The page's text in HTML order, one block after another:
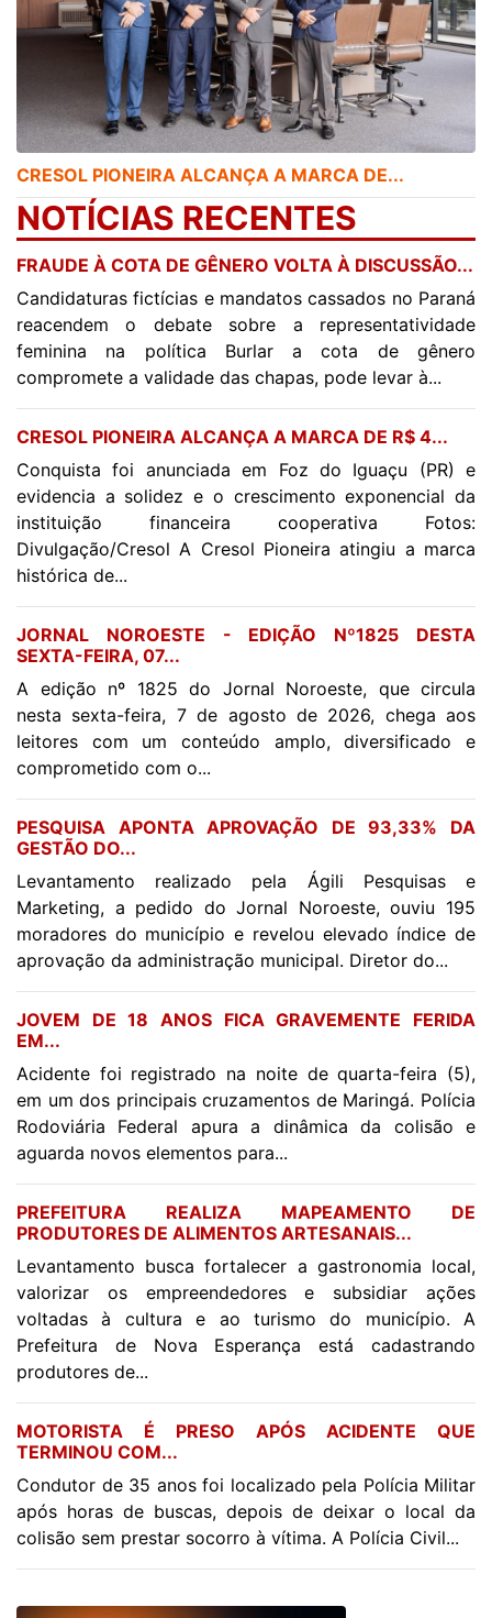
CRESOL PIONEIRA ALCANÇA A MARCA DE...
NOTÍCIAS RECENTES
FRAUDE À COTA DE GÊNERO VOLTA À DISCUSSÃO...
Candidaturas fictícias e mandatos cassados no Paraná
reacendem o debate sobre a representatividade
feminina na política Burlar a cota de gênero
compromete a validade das chapas, pode levar à...
CRESOL PIONEIRA ALCANÇA A MARCA DE R$ 4...
Conquista foi anunciada em Foz do Iguaçu (PR) e
evidencia a solidez e o crescimento exponencial da
instituição financeira cooperativa Fotos:
Divulgação/Cresol A Cresol Pioneira atingiu a marca
histórica de...
JORNAL NOROESTE - EDIÇÃO Nº1825 DESTA
SEXTA-FEIRA, 07...
A edição nº 1825 do Jornal Noroeste, que circula
nesta sexta-feira, 7 de agosto de 2026, chega aos
leitores com um conteúdo amplo, diversificado e
comprometido com o...
PESQUISA APONTA APROVAÇÃO DE 93,33% DA
GESTÃO DO...
Levantamento realizado pela Ágili Pesquisas e
Marketing, a pedido do Jornal Noroeste, ouviu 195
moradores do município e revelou elevado índice de
aprovação da administração municipal. Diretor do...
JOVEM DE 18 ANOS FICA GRAVEMENTE FERIDA
EM...
Acidente foi registrado na noite de quarta-feira (5),
em um dos principais cruzamentos de Maringá. Polícia
Rodoviária Federal apura a dinâmica da colisão e
aguarda novos elementos para...
PREFEITURA REALIZA MAPEAMENTO DE
PRODUTORES DE ALIMENTOS ARTESANAIS...
Levantamento busca fortalecer a gastronomia local,
valorizar os empreendedores e subsidiar ações
voltadas à cultura e ao turismo do município. A
Prefeitura de Nova Esperança está cadastrando
produtores de...
MOTORISTA É PRESO APÓS ACIDENTE QUE
TERMINOU COM...
Condutor de 35 anos foi localizado pela Polícia Militar
após horas de buscas, depois de deixar o local da
colisão sem prestar socorro à vítima. A Polícia Civil...